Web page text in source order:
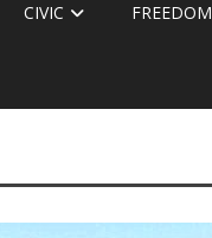
CIVIC FREEDOM